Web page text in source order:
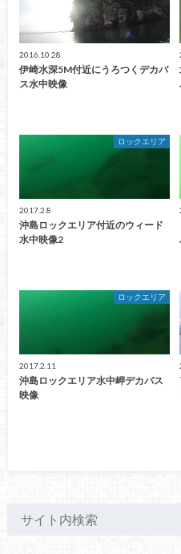
2016.10.28
伊崎水深5M付近にうろつくデカバ
ス水中映像
ロックエリア
2017.2.8
沖島ロックエリア付近のウィード
水中映像2
ロックエリア
2017.2.11
沖島ロックエリア水中岬デカバス
映像